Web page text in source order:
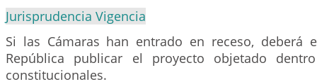
Jurisprudencia Vigencia
Si las Cámaras han entrado en receso, deberá
República publicar el proyecto objetado
constitucionales.